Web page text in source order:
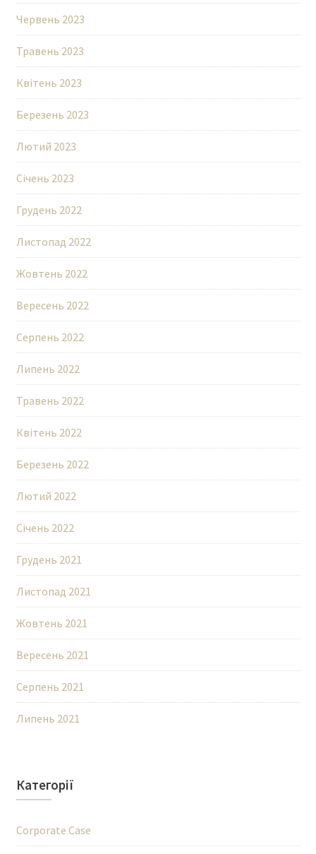
Червень 2023
Травень 2023
Квітень 2023
Березень 2023
Лютий 2023
Січень 2023
Грудень 2022
Листопад 2022
Жовтень 2022
Вересень 2022
Серпень 2022
Липень 2022
Травень 2022
Квітень 2022
Березень 2022
Лютий 2022
Січень 2022
Грудень 2021
Листопад 2021
Жовтень 2021
Вересень 2021
Серпень 2021
Липень 2021
Категорії
Corporate Case